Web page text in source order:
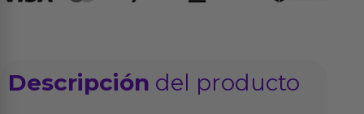
Descripción del producto